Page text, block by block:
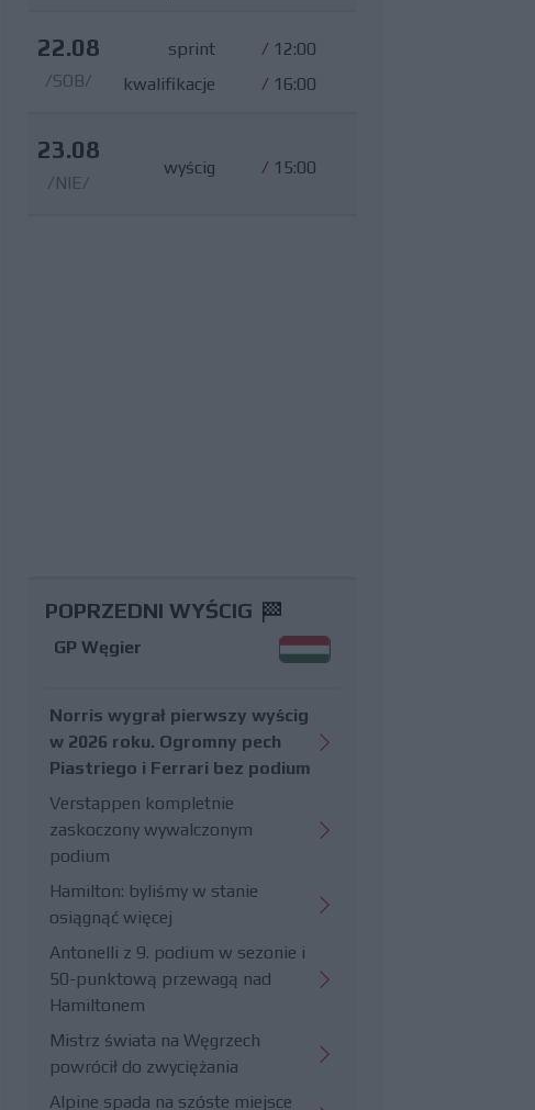
22.08
/SOB/
sprint
kwalifikacje
/ 12:00
/ 16:00
23.08
/NIE/
wyścig / 15:00
POPRZEDNI WYŚCIG
GP Węgier
Norris wygrał pierwszy wyścig
w 2026 roku. Ogromny pech
Piastriego i Ferrari bez podium
Verstappen kompletnie
zaskoczony wywalczonym
podium
Hamilton: byliśmy w stanie
osiągnąć więcej
Antonelli z 9. podium w sezonie i
50-punktową przewagą nad
Hamiltonem
Mistrz świata na Węgrzech
powrócił do zwyciężania
Alpine spada na szóste miejsce